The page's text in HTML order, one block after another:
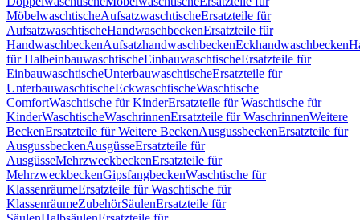
MöbelwaschtischeAufsatzwaschtischeErsatzteile für
AufsatzwaschtischeHandwaschbeckenErsatzteile für
HandwaschbeckenAufsatzhandwaschbeckenEckhandwaschbecken
für HalbeinbauwaschtischeEinbauwaschtischeErsatzteile für
EinbauwaschtischeUnterbauwaschtischeErsatzteile für
UnterbauwaschtischeEckwaschtischeWaschtische
ComfortWaschtische für KinderErsatzteile für Waschtische für
KinderWaschtischeWaschrinnenErsatzteile für WaschrinnenWeitere
BeckenErsatzteile für Weitere BeckenAusgussbeckenErsatzteile für
AusgussbeckenAusgüsseErsatzteile für
AusgüsseMehrzweckbeckenErsatzteile für
MehrzweckbeckenGipsfangbeckenWaschtische für
KlassenräumeErsatzteile für Waschtische für
KlassenräumeZubehörSäulenErsatzteile für